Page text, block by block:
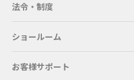
法令・制度
ショールーム
お客様サポート